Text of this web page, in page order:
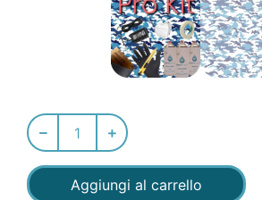
Aggiungi al carrello